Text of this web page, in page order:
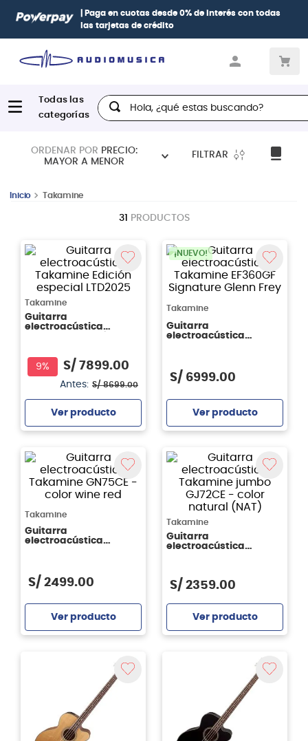
| Paga en cuotas desde 0% de interés con todas
las tarjetas de crédito
Hola, ¿qué estas buscando?
ORDENAR POR PRECIO:
MAYOR A MENOR
FILTRAR
Takamine
31 PRODUCTOS
Takamine
Guitarra
electroacústica
9% S/ 7899.00
Antes: S/ 8699.00
Ver producto
¡NUEVO!
Takamine
Guitarra
electroacústica
S/ 6999.00
Ver producto
Takamine
Guitarra
electroacústica
S/ 2499.00
Ver producto
Takamine
Guitarra
electroacústica
S/ 2359.00
Ver producto